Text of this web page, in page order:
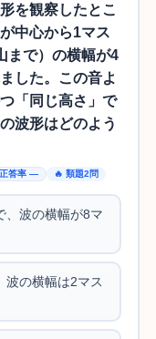
を観察したとこ
中心から1マス
まで）の横幅が4
した。この音よ
「同じ高さ」で
波形はどのよう
正答率 — 🔥 類題2問
、波の横幅が8マ
波の横幅は2マス